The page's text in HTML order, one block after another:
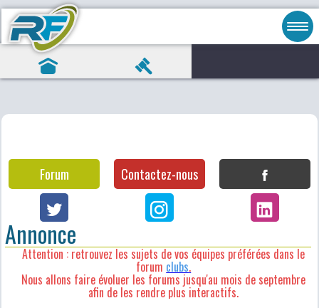
Forum Contactez-nous
Annonce
Attention : retrouvez les sujets de vos équipes préférées dans le
forum clubs.
Nous allons faire évoluer les forums jusqu'au mois de septembre
afin de les rendre plus interactifs.